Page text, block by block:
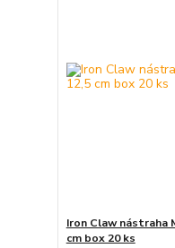
Iron Claw nástraha
cm box 20 ks